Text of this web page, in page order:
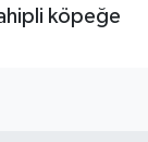
köpeğe